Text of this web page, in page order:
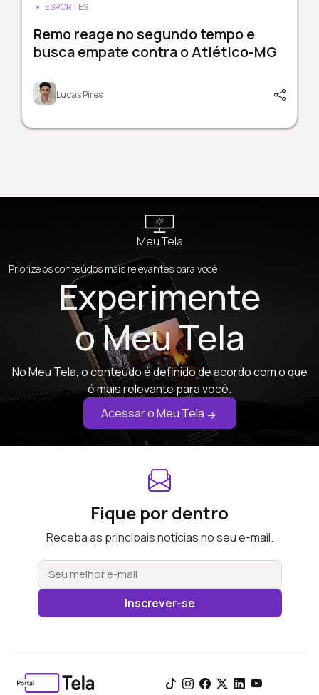
ESPORTES
Remo reage no segundo tempo e
busca empate contra o Atlético-MG
Lucas Pires
Meu Tela
Priorize os conteúdos mais relevantes para você
Experimente
o Meu Tela
No Meu Tela, o conteúdo é definido de acordo com o que
é mais relevante para você.
Acessar o Meu Tela
Fique por dentro
Receba as principais notícias no seu e-mail.
Inscrever-se